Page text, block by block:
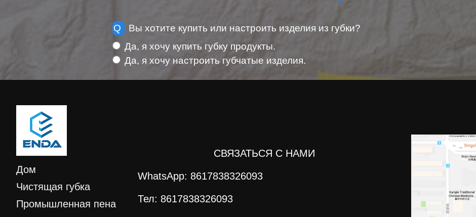
Q
Вы хотите купить или настроить изделия из губки?
Да, я хочу купить губку продукты.
Да, я хочу настроить губчатые изделия.
Дом
Чистящая губка
Промышленная пена
СВЯЗАТЬСЯ С НАМИ
WhatsApp: 8617838326093
Тел: 8617838326093